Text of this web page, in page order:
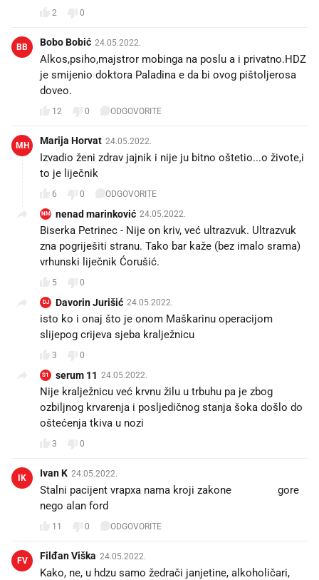
2 0
BB Bobo Bobić 24.05.2022.
Alkos,psiho,majstror mobinga na poslu a i privatno.HDZ
je smijenio doktora Paladina e da bi ovog pištoljerosa
doveo.
12 0 ODGOVORITE
MH Marija Horvat 24.05.2022.
Izvadio ženi zdrav jajnik i nije ju bitno oštetio...o živote,i
to je liječnik😥
6 0 ODGOVORITE
NM nenad marinković 24.05.2022.
Biserka Petrinec - Nije on kriv, već ultrazvuk. Ultrazvuk
zna pogriješiti stranu. Tako bar kaže (bez imalo srama)
vrhunski liječnik Ćorušić.
5 0
DJ Davorin Jurišić 24.05.2022.
isto ko i onaj što je onom Maškarinu operacijom
slijepog crijeva sjeba kralježnicu
3 0
S1 serum 11 24.05.2022.
Nije kralježnicu već krvnu žilu u trbuhu pa je zbog
ozbiljnog krvarenja i posljedičnog stanja šoka došlo do
oštećenja tkiva u nozi
3 0
IK Ivan K 24.05.2022.
Stalni pacijent vrapxa nama kroji zakone 🤣🤣🤣 gore
nego alan ford
11 0 ODGOVORITE
FV Filđan Viška 24.05.2022.
Kako, ne, u hdzu samo žedrači janjetine, alkoholičari,